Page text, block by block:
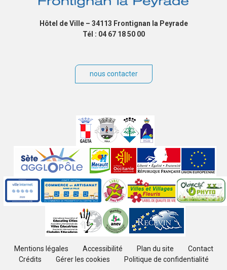
Hôtel de Ville – 34113 Frontignan la Peyrade
Tél : 04 67 18 50 00
nous contacter
partenaires
Labels
Mentions légales Accessibilité Plan du site
Contact
Crédits
Gérer les cookies Politique de confidentialité